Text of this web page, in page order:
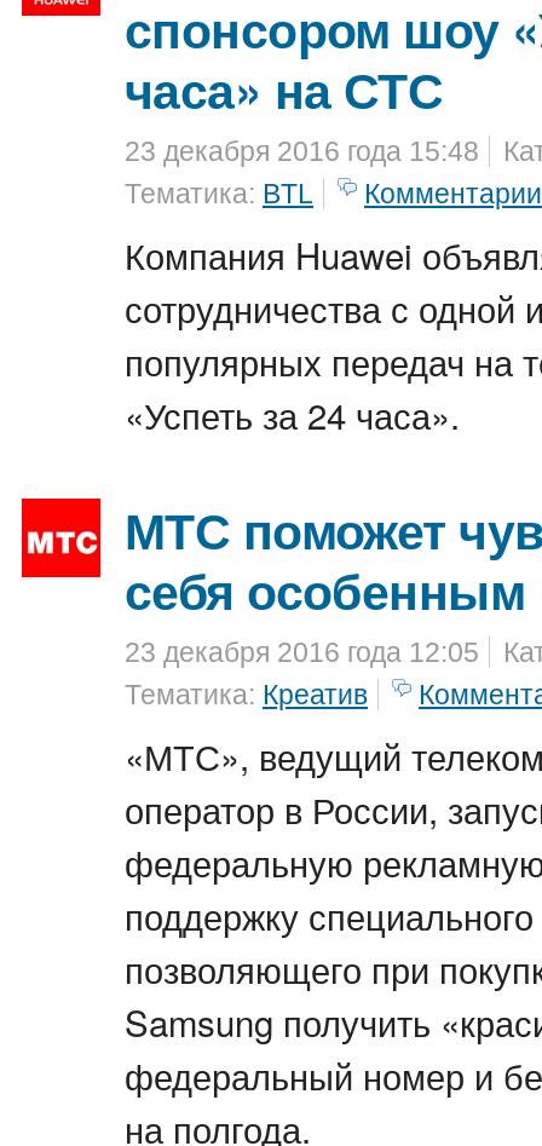
спонсором шоу
часа» на СТС
23 декабря 2016 года 15:48
Тематика: BTL Комментарии
Компания Huawei
сотрудничества с одной
популярных передач на
«Успеть за 24 часа».
МТС поможет
себя особенным
23 декабря 2016 года 12:05
Тематика: Креатив
«МТС», ведущий
оператор в России,
федеральную
поддержку
позволяющего при
Samsung получить
федеральный номер и
на полгода.